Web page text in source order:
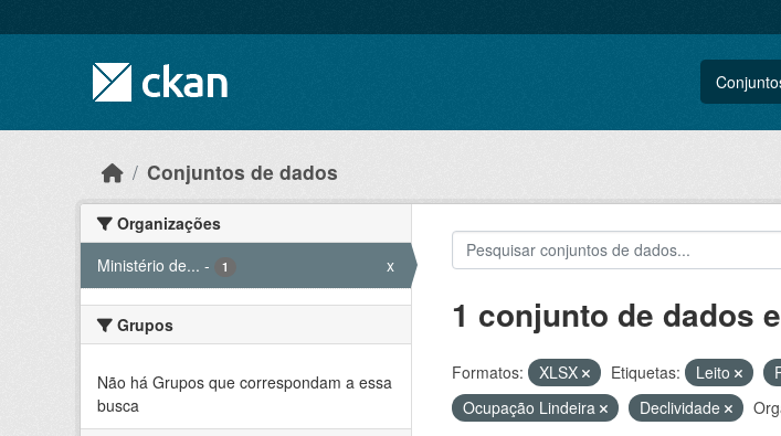
Conjuntos de dados
Organizações
Ministério de... - 1 x
Grupos
Não há Grupos que correspondam a essa
busca
1 conjunto de dados
Formatos: XLSX Etiquetas: Leito
Ocupação Lindeira
Declividade